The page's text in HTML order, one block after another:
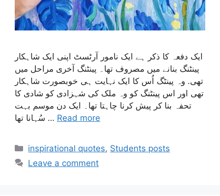
ایک دفعہ کا ذکر ہے ایک نامور آرٹسٹ اپنی ایک شاہکار
پینٹنگ بنانے میں مصروف تھا۔ پینٹنگ آخری مراحل میں
تھی. وہ پینٹگ اُس کا ایک نہایت ہی خوبصورت شاہکار
تھی اور اس پینٹنگ کو وہ ملک کی شہزادی کو شادی کا
تحفہ بنا کر پیش کرنا چاہتا تھا۔ ایک دن موسم بہت
سُہانا تھا … Read more
inspirational quotes, Students posts
Leave a comment